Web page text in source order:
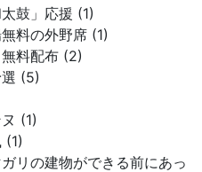
鼓」応援 (1)
料の外野席 (1)
料配布 (2)
(5)
(1)
リの建物ができる前にあっ